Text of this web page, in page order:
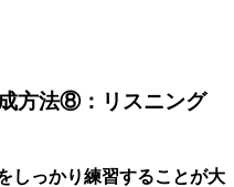
方法⑧：リスニング
しっかり練習することが大